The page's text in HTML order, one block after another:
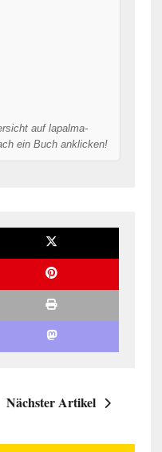
auf lapalma-
ein Buch anklicken!
Nächster Artikel